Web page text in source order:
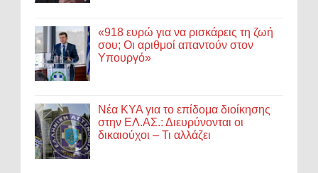
«918 ευρώ για να ρισκάρεις τη ζωή
σου; Οι αριθμοί απαντούν στον
Υπουργό»
Νέα ΚΥΑ για το επίδομα διοίκησης
στην ΕΛ.ΑΣ.: Διευρύνονται οι
δικαιούχοι – Τι αλλάζει